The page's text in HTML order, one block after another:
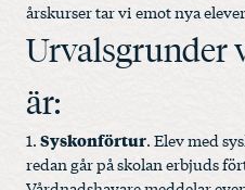
årskurser tar vi emot nya
Urvalsgrunder
är:
1. Syskonförtur. Elev med
redan går på skolan erbjuds